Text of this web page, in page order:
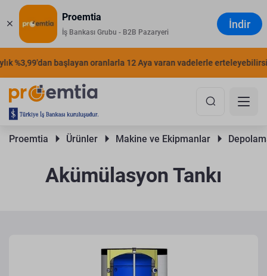
Proemtia
İş Bankası Grubu - B2B Pazaryeri
İndir
%3,99'dan başlayan oranlarla 12 Aya varan vadelerle
Proemtia Ürünler Makine ve Ekipmanlar
Akümülasyon Tankı